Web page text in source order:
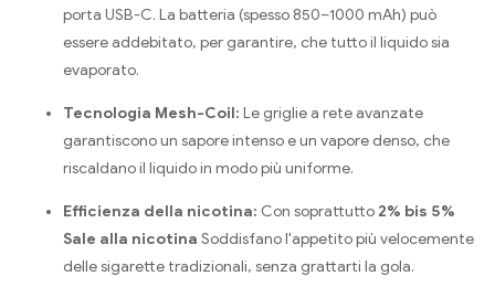
porta USB-C. La batteria (spesso 850–1000 mAh) può
essere addebitato, per garantire, che tutto il liquido sia
evaporato.
Tecnologia Mesh-Coil: Le griglie a rete avanzate
garantiscono un sapore intenso e un vapore denso, che
riscaldano il liquido in modo più uniforme.
Efficienza della nicotina: Con soprattutto 2% bis 5%
Sale alla nicotina Soddisfano l'appetito più velocemente
delle sigarette tradizionali, senza grattarti la gola.